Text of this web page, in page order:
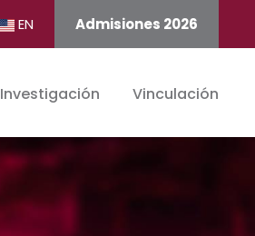
EN Admisiones 2026
Investigación Vinculación